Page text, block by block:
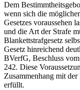
Dem
wenn sich die
Gesetzes voraussehen
und die Art der Strafe
Blankettstrafgesetz
Gesetz hinreichend
BVerfG, Beschluss
242. Diese
Zusammenhang mit
erfüllt.